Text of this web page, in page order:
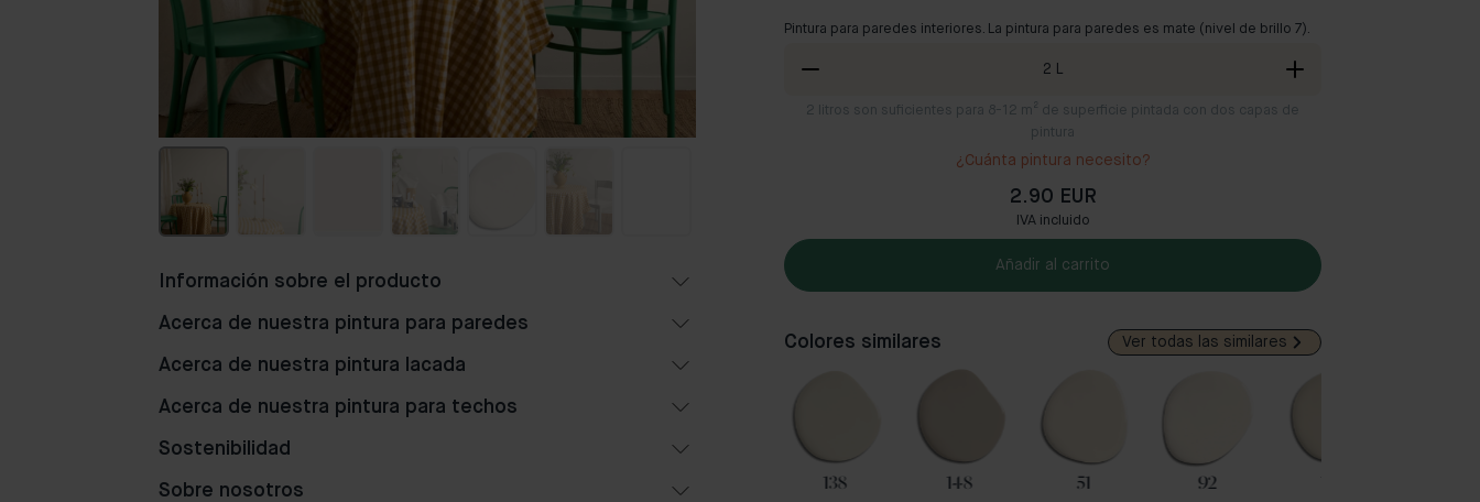
Pintura para paredes interiores. La pintura para paredes es mate (nivel de brillo 7).
2 L
2
litros son suficientes para 8-12 m² de superficie pintada con dos capas de
pintura
¿Cuánta pintura necesito?
2.90 EUR
IVA incluido
Añadir al carrito
Colores similares Ver todas las similares
90 138 148 51 92
Información sobre el producto
Acerca de nuestra pintura para paredes
Acerca de nuestra pintura lacada
Acerca de nuestra pintura para techos
Sostenibilidad
Sobre nosotros